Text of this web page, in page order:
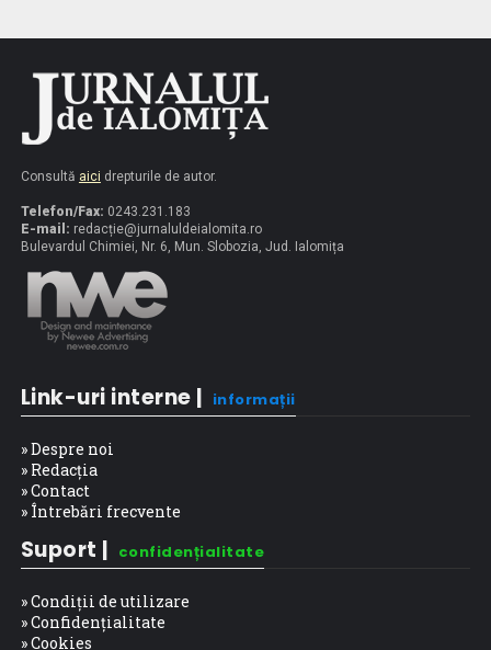
Consultă aici drepturile de autor.
Telefon/Fax: 0243.231.183
E-mail: redacție@jurnaluldeialomita.ro
Bulevardul Chimiei, Nr. 6, Mun. Slobozia, Jud. Ialomița
Link-uri interne | informații
» Despre noi
» Redacția
» Contact
» Întrebări frecvente
Suport | confidențialitate
» Condiții de utilizare
» Confidențialitate
» Cookies